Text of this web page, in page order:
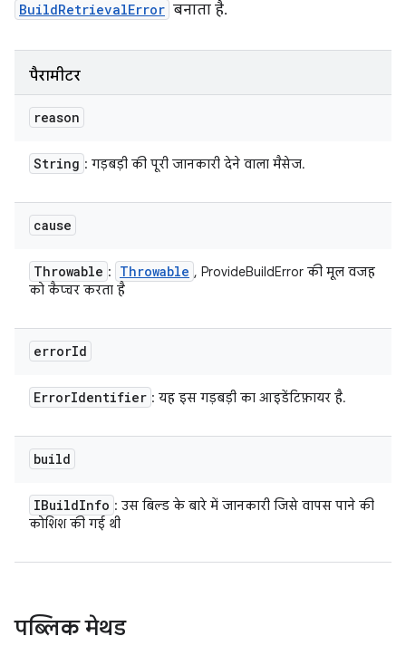
BuildRetrievalError बनाता है.
पैरामीटर
reason
String : गड़बड़ी की पूरी जानकारी देने वाला मैसेज.
cause
Throwable : Throwable , ProvideBuildError की मूल वजह
को कैप्चर करता है
errorId
ErrorIdentifier : यह इस गड़बड़ी का आइडेंटिफ़ायर है.
build
IBuildInfo : उस बिल्ड के बारे में जानकारी जिसे वापस पाने की
कोशिश की गई थी
पब्लिक मेथड